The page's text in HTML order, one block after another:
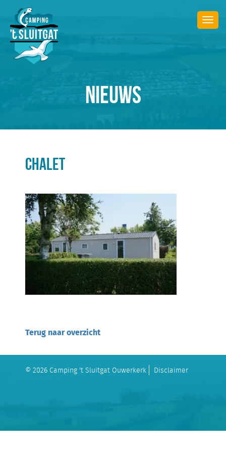
NIEUWS
CHALET
Terug naar overzicht
© 2026 Camping 't Sluitgat Ouwerkerk Disclaimer